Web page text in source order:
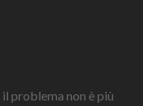
problema non è più